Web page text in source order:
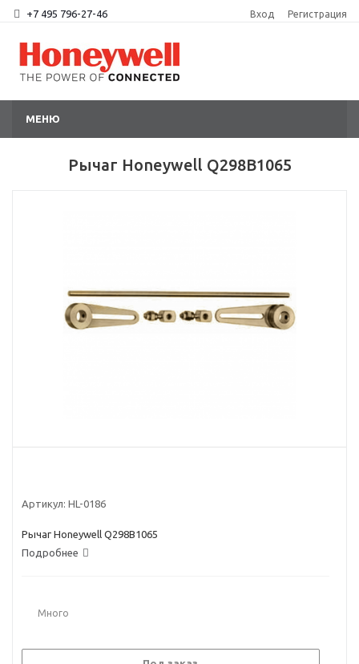
+7 495 796-27-46 Вход Регистрация
МЕНЮ
Рычаг Honeywell Q298B1065
Артикул: HL-0186
Рычаг Honeywell Q298B1065
Подробнее
Много